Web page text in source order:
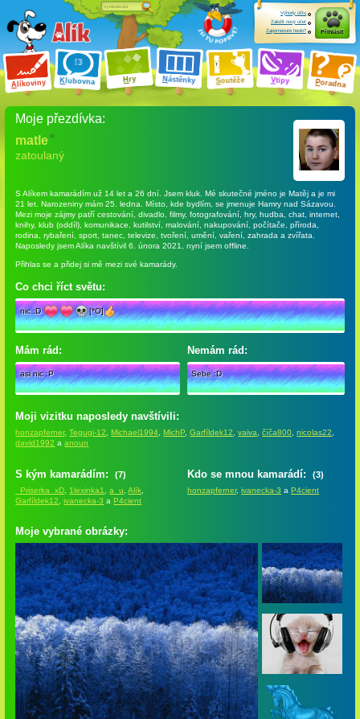
Alíkoviny Klubovna Hry Nástěnky Soutěže Vtipy Poradna
Výhody účtu
Založit nový účet
Zapomenuté heslo?
Přihlásit
Moje přezdívka:
matle
zatoulaný
S Alíkem kamarádímuž 14 let a 26 dní . Jsem kluk. Mé skutečné jméno je Matěj a je mi
21 let. Narozeniny mám 25. ledna. Místo, kde bydlím, se jmenuje Hamry nad Sázavou.
Mezi moje zájmy patří cestování, divadlo, filmy, fotografování, hry, hudba, chat, internet,
knihy, klub (oddíl), komunikace, kutilství, malování, nakupování, počítače, příroda,
rodina, rybaření, sport, tanec, televize, tvoření, umění, vaření, zahrada a zvířata.
Naposledy jsem Alíka navštívil 6. února 2021, nyní jsem offline.
Přihlas se a přidej si mě mezi své kamarády.
Co chci říct světu:
nic :D [*O]
Mám rád:
asi nic :P
Nemám rád:
Sebe :D
Moji vizitku naposledy navštívili:
honzapferner,Tegugi-12 ,Michael1994 ,MichP ,Garfíldek12 ,vaiva ,číča800 ,nicolas22
david1992 aanoun
S kým kamarádím:(7)
_Priserka_xD 1lexinka1 ,a_u ,Alík
Garfíldek12
,ivanecka-3 aP4cient
Kdo se mnou kamarádí:(3)
honzapferner,ivanecka-3 aP4cient
Moje vybrané obrázky: